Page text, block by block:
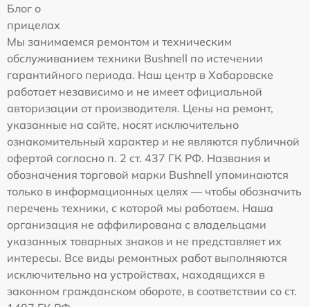
Блог о
прицелах
Мы занимаемся ремонтом и техническим
обслуживанием техники Bushnell по истечении
гарантийного периода. Наш центр в Хабаровске
работает независимо и не имеет официальной
авторизации от производителя. Цены на ремонт,
указанные на сайте, носят исключительно
ознакомительный характер и не являются публичной
офертой согласно п. 2 ст. 437 ГК РФ. Названия и
обозначения торговой марки Bushnell упоминаются
только в информационных целях — чтобы обозначить
перечень техники, с которой мы работаем. Наша
организация не аффилирована с владельцами
указанных товарных знаков и не представляет их
интересы. Все виды ремонтных работ выполняются
исключительно на устройствах, находящихся в
законном гражданском обороте, в соответствии со ст.